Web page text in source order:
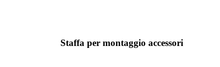
Staffa per montaggio accessori